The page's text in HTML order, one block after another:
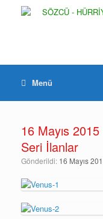
Menü
16 Mayıs
Seri İlanlar
Gönderildi: 16 Mayıs